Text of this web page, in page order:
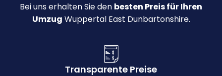
Bei uns erhalten Sie den besten Preis für Ihren
Umzug Wuppertal East Dunbartonshire.
Transparente Preise